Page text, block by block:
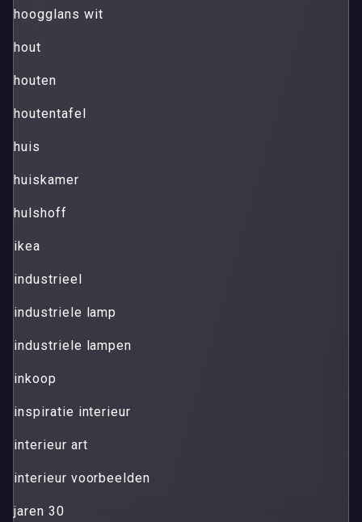
hoogglans wit
hout
houten
houtentafel
huis
huiskamer
hulshoff
ikea
industrieel
industriele lamp
industriele lampen
inkoop
inspiratie interieur
interieur art
interieur voorbeelden
jaren 30